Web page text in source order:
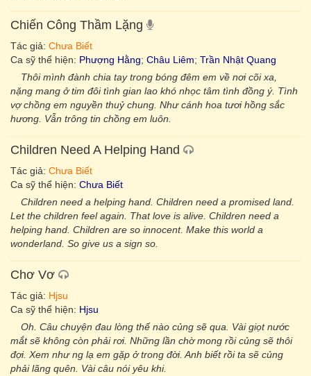
Chiến Công Thầm Lặng
Tác giả: Chưa Biết
Ca sỹ thể hiện: Phượng Hằng; Châu Liêm; Trần Nhật Quang
Thôi mình đành chia tay trong bóng đêm em về nơi cõi xa,
nặng mang ở tim đôi tình gian lao khó nhọc tâm tình đồng ý. Tình
vợ chồng em nguyền thuỷ chung. Như cánh hoa tươi hồng sắc
hương. Vẫn trông tin chồng em luôn.
Children Need A Helping Hand
Tác giả: Chưa Biết
Ca sỹ thể hiện: Chưa Biết
Children need a helping hand. Children need a promised land.
Let the children feel again. That love is alive. Children need a
helping hand. Children are so innocent. Make this world a
wonderland. So give us a sign so.
Chơ Vơ
Tác giả: Hjsu
Ca sỹ thể hiện: Hjsu
Oh. Câu chuyện đau lòng thế nào củng sẽ qua. Vài giọt nước
mắt sẽ không còn phải rơi. Những lần chờ mong rồi củng sẽ thôi
đợi. Xem như ng lạ em gặp ở trong đời. Anh biết rồi ta sẽ củng
phải lãng quên. Vài câu nói yêu khi.